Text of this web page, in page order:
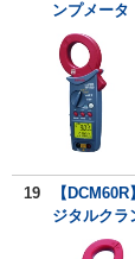
ンプメータ
19
【
ジタルクラ